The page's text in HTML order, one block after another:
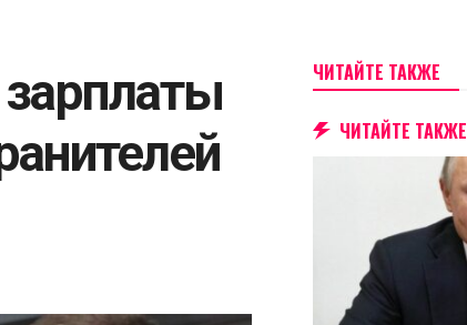
ЧИТАЙТЕ ТАКЖЕ
ЧИТАЙТЕ ТАКЖЕ